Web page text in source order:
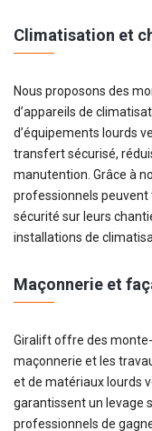
Climatisation et
Nous proposons des
d’appareils de
d’équipements lourds
transfert sécurisé,
manutention. Grâce à
professionnels
sécurité sur leurs
installations de
Maçonnerie et
Giralift offre des
maçonnerie et les
et de matériaux lourds
garantissent un levage
professionnels de